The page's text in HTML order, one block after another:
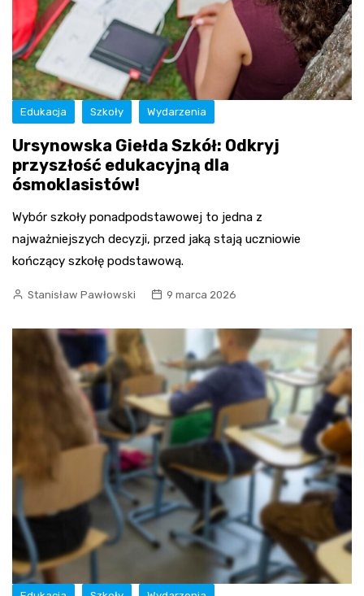
Edukacja Szkoły Wydarzenia
Ursynowska Giełda Szkół: Odkryj
przyszłość edukacyjną dla
ósmoklasistów!
Wybór szkoły ponadpodstawowej to jedna z
najważniejszych decyzji, przed jaką stają uczniowie
kończący szkołę podstawową.
Stanisław Pawłowski 9 marca 2026